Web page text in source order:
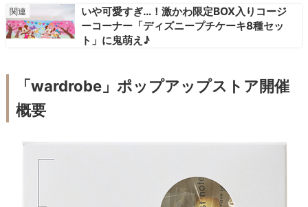
いや可愛すぎ…！激かわ限定BOX入りコージ
ーコーナー「ディズニープチケーキ8種セッ
ト」に鬼萌え♪
「wardrobe」ポップアップストア開催
概要